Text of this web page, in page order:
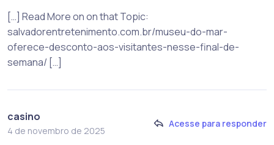
[…] Read More on on that Topic:
salvadorentretenimento.com.br/museu-do-mar-
oferece-desconto-aos-visitantes-nesse-final-de-
semana/ […]
casino
4 de novembro de 2025
Acesse para responder